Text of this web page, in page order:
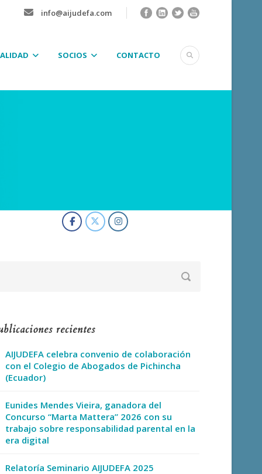
info@aijudefa.com
SOCIOS CONTACTO
recientes
AIJUDEFA celebra convenio de colaboración
con el Colegio de Abogados de Pichincha
(Ecuador)
Eunides Mendes Vieira, ganadora del
Concurso “Marta Mattera” 2026 con su
trabajo sobre responsabilidad parental en la
era digital
Relatoría Seminario AIJUDEFA 2025